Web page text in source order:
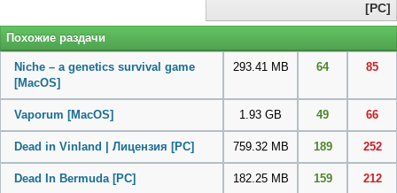
[PC]
Похожие раздачи
Niche – a genetics survival game
[MacOS]
293.41 MB 64 85
Vaporum [MacOS] 1.93 GB 49 66
Dead in Vinland | Лицензия [PC] 759.32 MB 189 252
Dead In Bermuda [PC] 182.25 MB 159 212